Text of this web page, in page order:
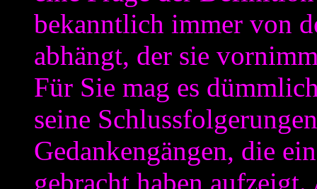
bekanntlich immer von
abhängt, der sie
Für Sie mag es
seine
Gedankengängen, die
gebracht haben